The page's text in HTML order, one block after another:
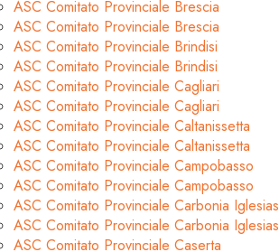
ASC Comitato Provinciale Brescia
ASC Comitato Provinciale Brescia
ASC Comitato Provinciale Brindisi
ASC Comitato Provinciale Brindisi
ASC Comitato Provinciale Cagliari
ASC Comitato Provinciale Cagliari
ASC Comitato Provinciale Caltanissetta
ASC Comitato Provinciale Caltanissetta
ASC Comitato Provinciale Campobasso
ASC Comitato Provinciale Campobasso
ASC Comitato Provinciale Carbonia Iglesias
ASC Comitato Provinciale Carbonia Iglesias
ASC Comitato Provinciale Caserta